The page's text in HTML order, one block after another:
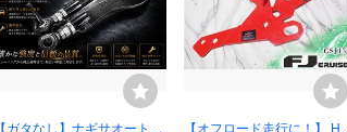
【ガタなし】ナギサオート U
【オフロード走行に！】 HA